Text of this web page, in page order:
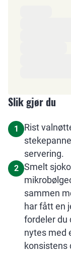
Slik gjør du
1
Rist
servering.
2
Smelt
sammen
har fått en
fordeler du
nytes med
konsistens